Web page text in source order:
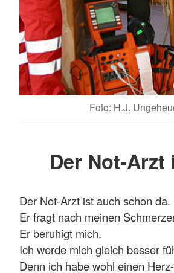
Foto: H.J.
Der Not-Arzt
Der Not-Arzt ist auch schon da.
Er fragt nach meinen
Er beruhigt mich.
Ich werde mich gleich besser
Denn ich habe wohl einen